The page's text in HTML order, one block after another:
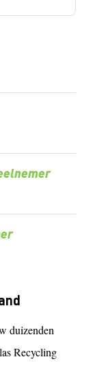
duizenden
Recycling